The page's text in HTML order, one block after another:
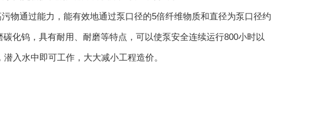
物通过能力，能有效地通过泵口径的5倍纤维物质和直径为泵口径约
化钨，具有耐用、耐磨等特点，可以使泵安全连续运行800小时以
入水中即可工作，大大减小工程造价。